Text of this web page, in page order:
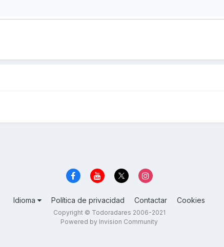
Idioma Política de privacidad Contactar Cookies
Copyright © Todoradares 2006-2021
Powered by Invision Community